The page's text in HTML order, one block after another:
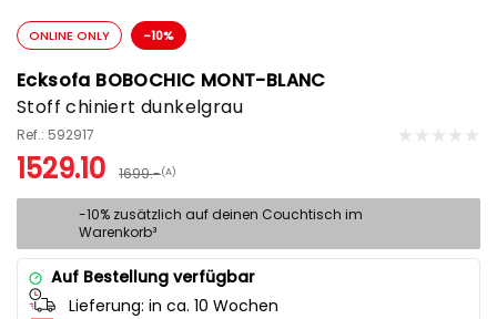
ONLINE ONLY -10%
Ecksofa BOBOCHIC MONT-BLANC
Stoff chiniert dunkelgrau
Ref.: 592917
1529.10 1699.-(A)
-10% zusätzlich auf deinen Couchtisch im
Warenkorb³
Auf Bestellung verfügbar
Lieferung: in ca. 10 Wochen